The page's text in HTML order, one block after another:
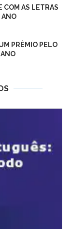
COM AS LETRAS
ANO
PRÊMIO PELO